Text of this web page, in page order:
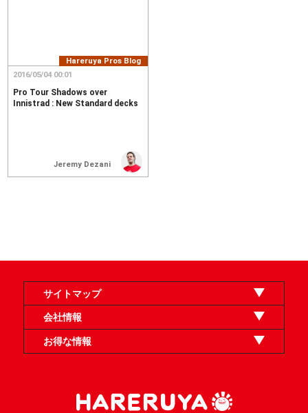
Hareruya Pros Blog
Jeremy Dezani
Pro Tour Shadows over
Innistrad : New Standard decks
2016/05/04 00:01
サイトマップ
オンラインショップ
買取
記事
選手一覧
デッキ検索
デッキ構築
イベント・大会
店舗のご案内
お問い合わせ
ヘルプ
FAQ
会社情報
利用規約
スタッフ募集
特定商取引法表示
個人情報保護方針
企業情報
お得な情報